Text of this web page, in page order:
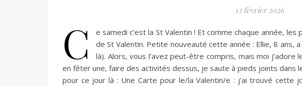
13 février 2026
C
e samedi c’est la St Valentin ! Et comme chaque année,
de St Valentin. Petite nouveauté cette année : Ellie, 8 ans,
là). Alors, vous l’avez peut-être compris, mais moi
en fêter une, faire des activités dessus, je saute à pieds joints dans
pour ce jour là : Une Carte pour le/la Valentin/e : j’ai trouvé cette